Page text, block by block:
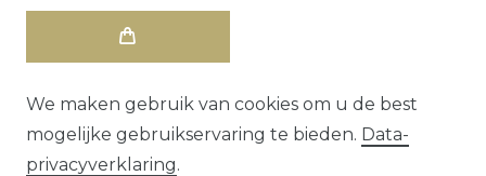
We maken gebruik van cookies om u de best
mogelijke gebruikservaring te bieden. Data­
privacy­verklaring.